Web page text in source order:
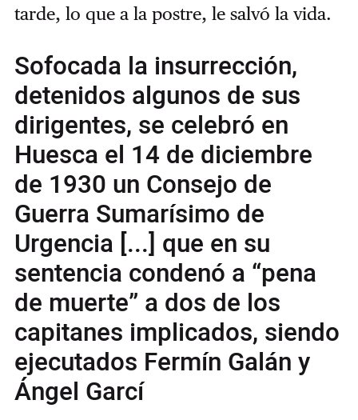
tarde, lo que a la postre, le salvó la vida.
Sofocada la insurrección,
detenidos algunos de sus
dirigentes, se celebró en
Huesca el 14 de diciembre
de 1930 un Consejo de
Guerra Sumarísimo de
Urgencia [...] que en su
sentencia condenó a “pena
de muerte” a dos de los
capitanes implicados, siendo
ejecutados Fermín Galán y
Ángel Garcí